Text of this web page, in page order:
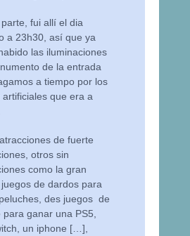
fui allí el dia
a 23h30, así que ya
las iluminaciones
de la entrada
a tiempo por los
artificiales que era a
de fuerte
otros sin
como la gran
de dardos para
des juegos de
para ganar una PS5,
un iphone […],